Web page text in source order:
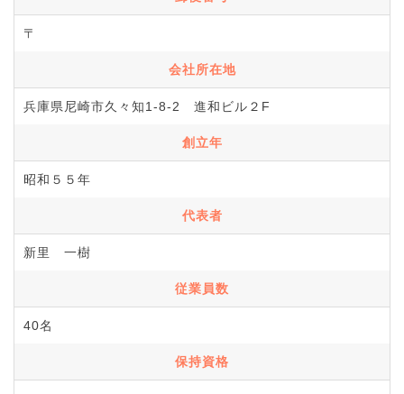
〒
会社所在地
兵庫県尼崎市久々知1-8-2 進和ビル２F
創立年
昭和５５年
代表者
新里 一樹
従業員数
40名
保持資格